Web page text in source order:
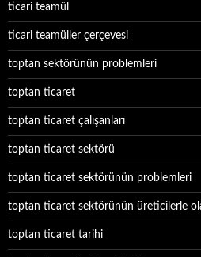
ticari teamül
ticari teamüller çerçevesi
toptan sektörünün problemleri
toptan ticaret
toptan ticaret çalışanları
toptan ticaret sektörü
toptan ticaret sektörünün problemleri
toptan ticaret sektörünün üreticilerle
toptan ticaret tarihi